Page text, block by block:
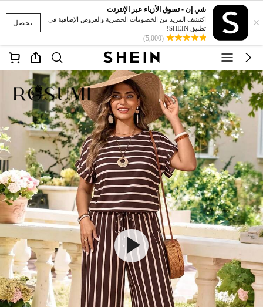
يحصل ×
شي إن - تسوق الأزياء عبر الإنترنت
اكتشف المزيد من الخصومات الحصرية والعروض الإضافية في
تطبيق SHEIN!
(5,000)